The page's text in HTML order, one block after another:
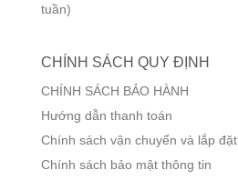
tuần)
CHÍNH SÁCH QUY ĐỊNH
CHÍNH SÁCH BẢO HÀNH
Hướng dẫn thanh toán
Chính sách vận chuyển và lắp đặt
Chính sách bảo mật thông tin